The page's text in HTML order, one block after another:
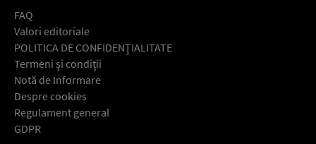
FAQ
Valori editoriale
POLITICA DE CONFIDENŢIALITATE
Termeni şi condiţii
Notă de Informare
Despre cookies
Regulament general
GDPR